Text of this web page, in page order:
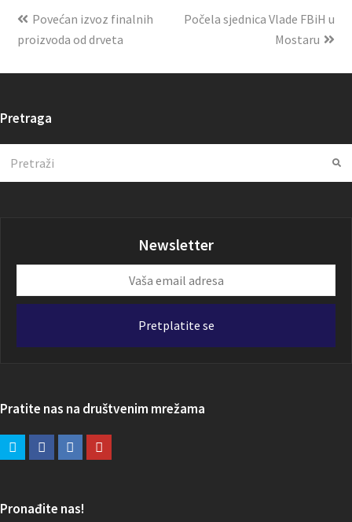
Povećan izvoz finalnih
proizvoda od drveta
Počela sjednica Vlade FBiH u
Mostaru
Pretraga
Newsletter
email
Pretplatite se
Pratite nas na društvenim mrežama
Pronađite nas!